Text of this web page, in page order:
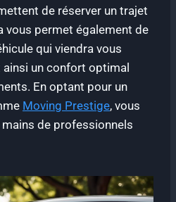
de réserver un trajet
vous permet également de
qui viendra vous
un confort optimal
En optant pour un
Moving Prestige, vous
mains de professionnels